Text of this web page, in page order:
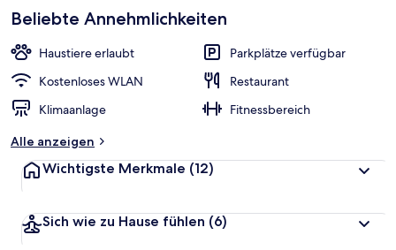
Beliebte Annehmlichkeiten
Haustiere erlaubt
Parkplätze verfügbar
Kostenloses WLAN
Restaurant
Klimaanlage
Fitnessbereich
Alle anzeigen
Wichtigste Merkmale (12)
Sich wie zu Hause fühlen (6)